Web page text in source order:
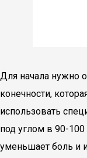
Для начала нужно
конечности,
использовать
под углом в 90-
уменьшает боль и